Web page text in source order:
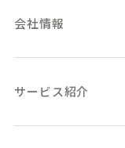
会社情報
サービス紹介